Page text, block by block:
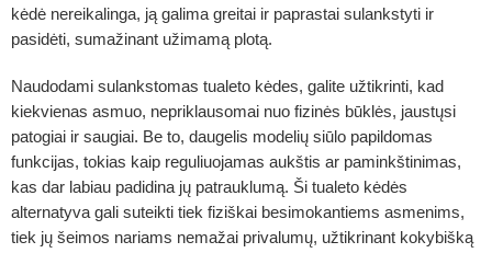
kėdė nereikalinga, ją galima greitai ir paprastai sulankstyti ir
pasidėti, sumažinant užimamą plotą.
Naudodami sulankstomas tualeto kėdes, galite užtikrinti, kad
kiekvienas asmuo, nepriklausomai nuo fizinės būklės, jaustųsi
patogiai ir saugiai. Be to, daugelis modelių siūlo papildomas
funkcijas, tokias kaip reguliuojamas aukštis ar paminkštinimas,
kas dar labiau padidina jų patrauklumą. Ši tualeto kėdės
alternatyva gali suteikti tiek fiziškai besimokantiems asmenims,
tiek jų šeimos nariams nemažai privalumų, užtikrinant kokybišką